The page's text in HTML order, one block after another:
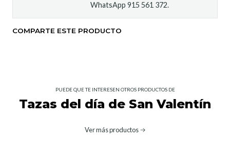
WhatsApp 915 561 372.
COMPARTE ESTE PRODUCTO
PUEDE QUE TE INTERESEN OTROS PRODUCTOS DE
Tazas del día de San Valentín
Ver más productos